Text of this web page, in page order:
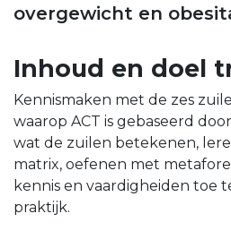
overgewicht en
Inhoud en doel
Kennismaken met de zes
waarop ACT is gebaseerd
wat de zuilen betekenen,
matrix, oefenen met
kennis en vaardigheiden toe
praktijk.